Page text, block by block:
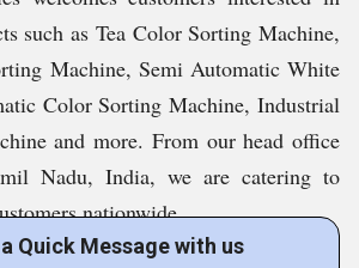
such as Tea Color Sorting Machine,
Machine, Semi Automatic White
Color Sorting Machine, Industrial
and more. From our head office
Nadu, India, we are catering to
nationwide.
Quick Message with us